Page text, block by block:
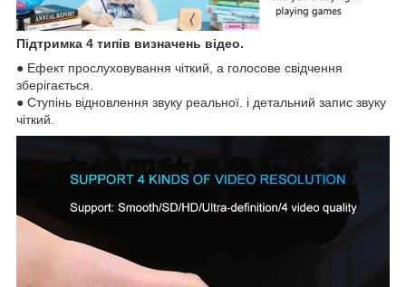
Підтримка 4 типів визначень відео.
● Ефект прослуховування чіткий, а голосове свідчення
зберігається.
● Ступінь відновлення звуку реальної. і детальний запис звуку
чіткий.